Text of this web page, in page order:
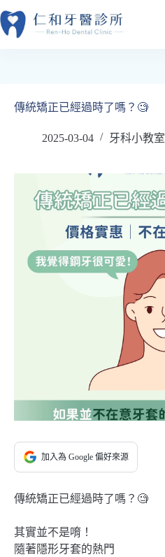
跳
至
傳統矯正已經過時了嗎？🧐
2025-03-04 牙科小教室
加入為 Google 偏好來源
傳統矯正已經過時了嗎？🧐
其實並不是唷！
隨著隱形牙套的熱門